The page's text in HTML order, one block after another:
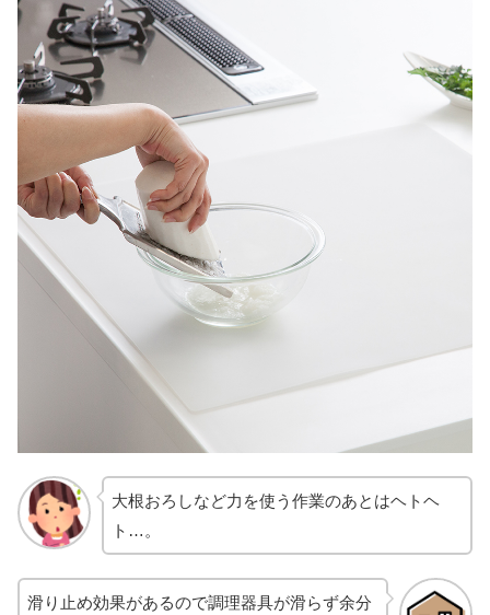
大根おろしなど力を使う作業のあとはヘトヘ
ト…。
滑り止め効果があるので調理器具が滑らず余分